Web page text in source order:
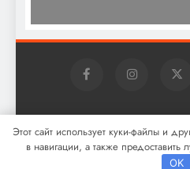
Digital Newspaper -
WordPress для новостей
Этот сайт использует куки-файлы и
в навигации, а также предоставить
OK